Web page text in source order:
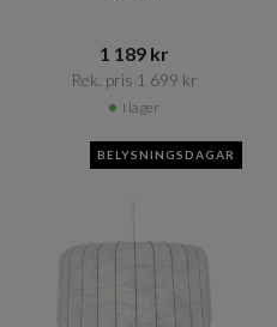
1 189 kr​​
Rek. pris 1 699 kr​​
I lager
BELYSNINGSDAGAR